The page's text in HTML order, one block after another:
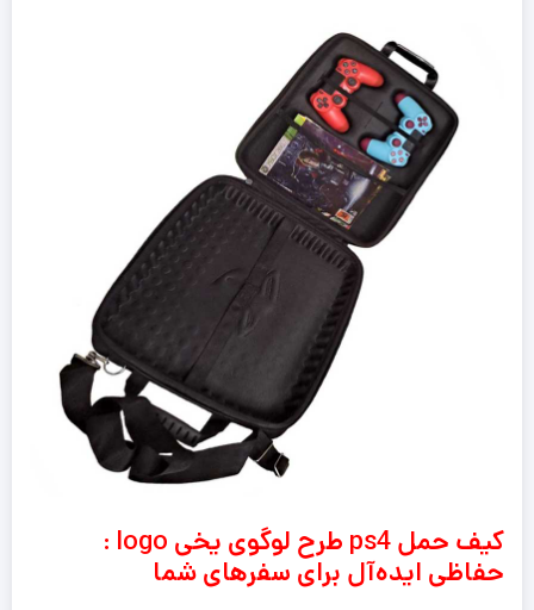
کیف حمل ps4 طرح لوگوی یخی logo :
حفاظی ایده‌آل برای سفرهای شما